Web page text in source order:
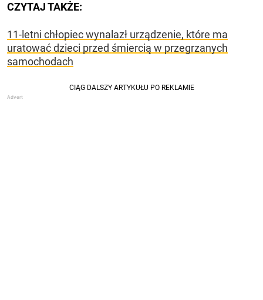
CZYTAJ TAKŻE:
11-letni chłopiec wynalazł urządzenie, które ma
uratować dzieci przed śmiercią w przegrzanych
samochodach